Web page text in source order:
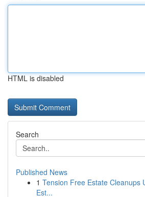
HTML is disabled
Search
Published News
1 Tension Free Estate Cleanups
Est...